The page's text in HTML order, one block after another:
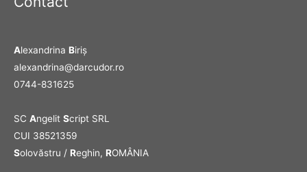
Alexandrina Biriş
alexandrina@darcudor.ro
0744-831625
SC Angelit Script SRL
CUI 38521359
Solovăstru / Reghin, ROMÂNIA